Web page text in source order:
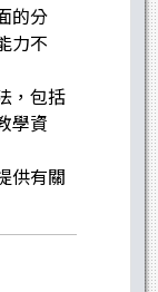
的分
力不
，包括
學資
供有關